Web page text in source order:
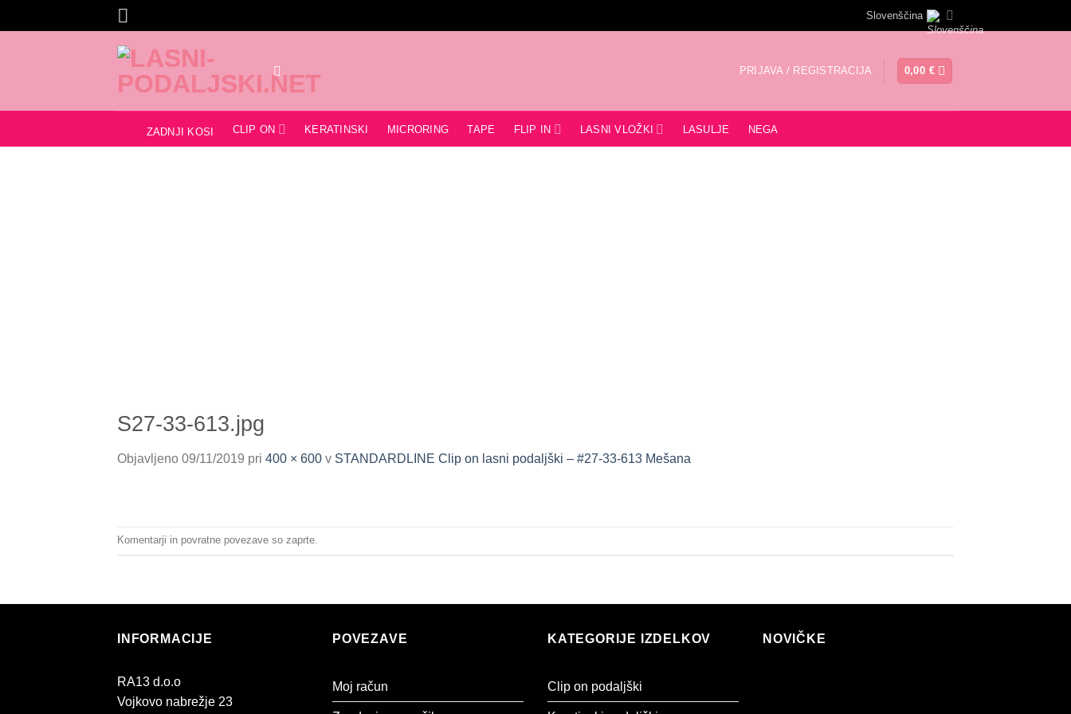
na
Slovenščina
PRIJAVA / REGISTRACIJA 0,00 €
ZADNJI KOSI CLIP ON KERATINSKI MICRORING TAPE FLIP IN LASNI VLOŽKI LASULJE NEGA
S27-33-613.jpg
Objavljeno 09/11/2019 pri 400 × 600 v STANDARDLINE Clip on lasni podaljški – #27-33-613 Mešana
Komentarji in povratne povezave so zaprte.
INFORMACIJE
RA13 d.o.o
Vojkovo nabrežje 23
POVEZAVE
Moj račun
KATEGORIJE IZDELKOV
Clip on podaljški
NOVIČKE